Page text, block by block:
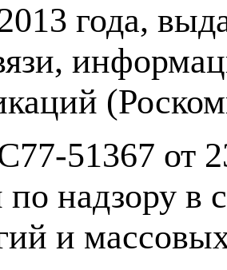
года,
51367 от 23
по надзору в
и